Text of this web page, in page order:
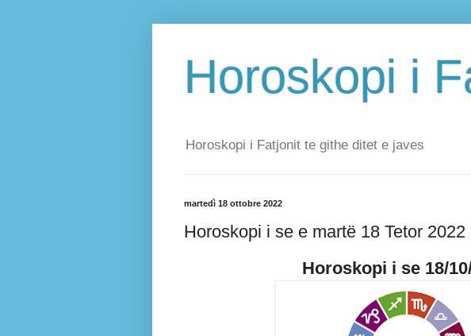
Horoskopi i
Horoskopi i Fatjonit te githe ditet e javes
martedì 18 ottobre 2022
Horoskopi i se e martë 18 Tetor 2022
Horoskopi i se 18/